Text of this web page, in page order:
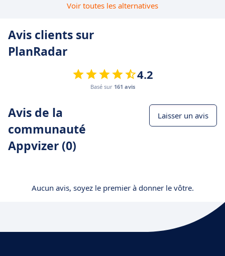
Voir toutes les alternatives
Avis clients sur
PlanRadar
4.2
Basé sur 161 avis
Avis de la
communauté
Appvizer (0)
Laisser un avis
Aucun avis, soyez le premier à donner le vôtre.